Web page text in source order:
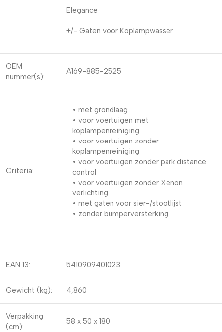
Elegance
+/- Gaten voor Koplampwasser
OEM
nummer(s):
A169-885-2525
Criteria:
• met grondlaag
• voor voertuigen met
koplampenreiniging
• voor voertuigen zonder
koplampenreiniging
• voor voertuigen zonder park distance
control
• voor voertuigen zonder Xenon
verlichting
• met gaten voor sier-/stootlijst
• zonder bumperversterking
EAN 13: 5410909401023
Gewicht (kg): 4,860
Verpakking
(cm):
58 x 50 x 180